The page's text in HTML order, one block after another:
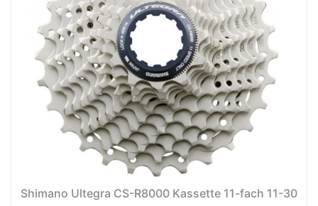
Shimano Ultegra CS-R8000 Kassette 11-fach 11-30